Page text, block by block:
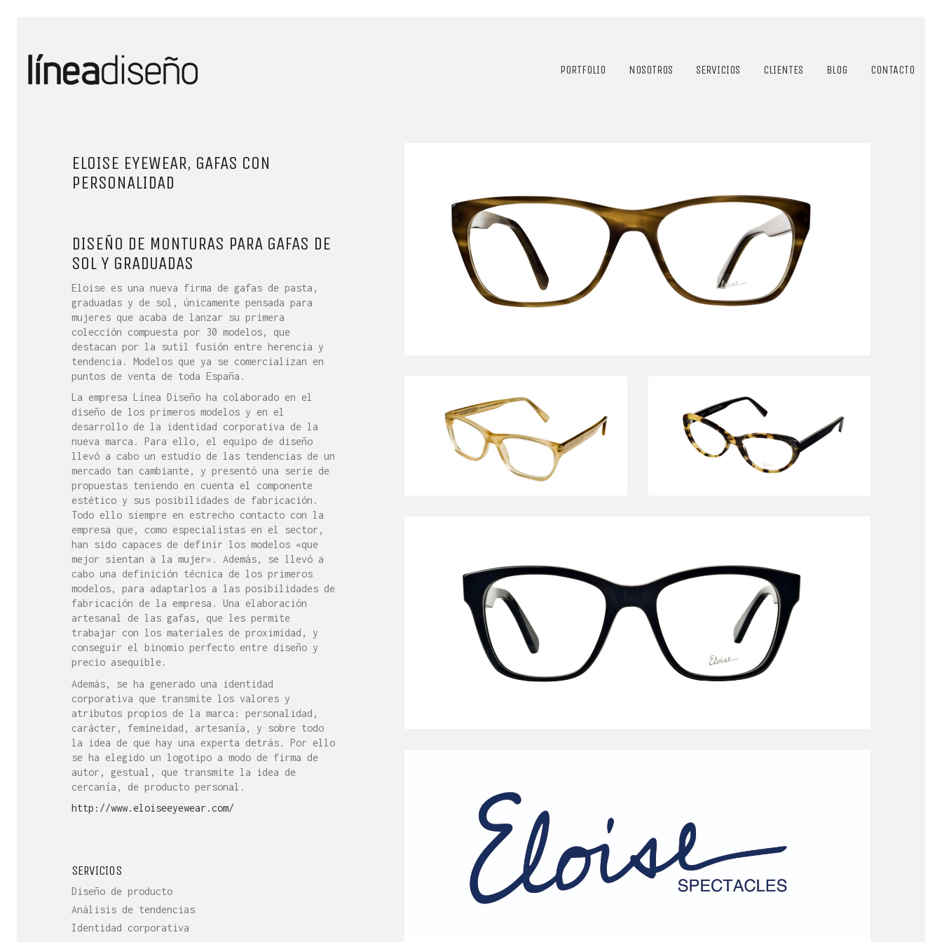
PORTFOLIO NOSOTROS SERVICIOS CLIENTES BLOG CONTACTO
ELOISE EYEWEAR, GAFAS CON
PERSONALIDAD
DISEÑO DE MONTURAS PARA GAFAS DE
SOL Y GRADUADAS
Eloise es una nueva firma de gafas de pasta,
graduadas y de sol, únicamente pensada para
mujeres que acaba de lanzar su primera
colección compuesta por 30 modelos, que
destacan por la sutil fusión entre herencia y
tendencia. Modelos que ya se comercializan en
puntos de venta de toda España.
La empresa Línea Diseño ha colaborado en el
diseño de los primeros modelos y en el
desarrollo de la identidad corporativa de la
nueva marca. Para ello, el equipo de diseño
llevó a cabo un estudio de las tendencias de un
mercado tan cambiante, y presentó una serie de
propuestas teniendo en cuenta el componente
estético y sus posibilidades de fabricación.
Todo ello siempre en estrecho contacto con la
empresa que, como especialistas en el sector,
han sido capaces de definir los modelos «que
mejor sientan a la mujer». Además, se llevó a
cabo una definición técnica de los primeros
modelos, para adaptarlos a las posibilidades de
fabricación de la empresa. Una elaboración
artesanal de las gafas, que les permite
trabajar con los materiales de proximidad, y
conseguir el binomio perfecto entre diseño y
precio asequible.
Además, se ha generado una identidad
corporativa que transmite los valores y
atributos propios de la marca: personalidad,
carácter, femineidad, artesanía, y sobre todo
la idea de que hay una experta detrás. Por ello
se ha elegido un logotipo a modo de firma de
autor, gestual, que transmite la idea de
cercanía, de producto personal.
http://www.eloiseeyewear.com/
SERVICIOS
Diseño de producto
Análisis de tendencias
Identidad corporativa